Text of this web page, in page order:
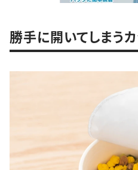
勝手に開いてしまう